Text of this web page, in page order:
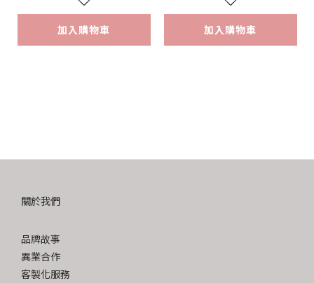
加入購物車 加入購物車
關於我們
品牌故事
異業合作
客製化服務